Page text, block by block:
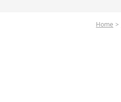
Home